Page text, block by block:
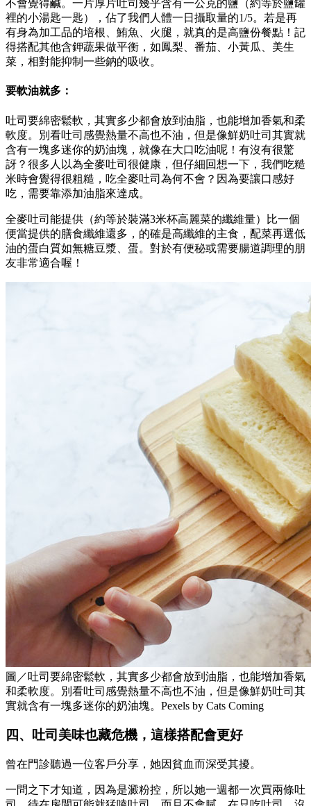
不會覺得鹹。一片厚片吐司幾乎含有一公克的鹽（約等於鹽罐
裡的小湯匙一匙），佔了我們人體一日攝取量的1/5。若是再
有身為加工品的培根、鮪魚、火腿，就真的是高鹽份餐點！記
得搭配其他含鉀蔬果做平衡，如鳳梨、番茄、小黃瓜、美生
菜，相對能抑制一些鈉的吸收。
要軟油就多：
吐司要綿密鬆軟，其實多少都會放到油脂，也能增加香氣和柔
軟度。別看吐司感覺熱量不高也不油，但是像鮮奶吐司其實就
含有一塊多迷你的奶油塊，就像在大口吃油呢！有沒有很驚
訝？很多人以為全麥吐司很健康，但仔細回想一下，我們吃糙
米時會覺得很粗糙，吃全麥吐司為何不會？因為要讓口感好
吃，需要靠添加油脂來達成。
全麥吐司能提供（約等於裝滿3米杯高麗菜的纖維量）比一個
便當提供的膳食纖維還多，的確是高纖維的主食，配菜再選低
油的蛋白質如無糖豆漿、蛋。對於有便秘或需要腸道調理的朋
友非常適合喔！
圖／吐司要綿密鬆軟，其實多少都會放到油脂，也能增加香氣
和柔軟度。別看吐司感覺熱量不高也不油，但是像鮮奶吐司其
實就含有一塊多迷你的奶油塊。Pexels by Cats Coming
四、吐司美味也藏危機，這樣搭配會更好
曾在門診聽過一位客戶分享，她因貧血而深受其擾。
一問之下才知道，因為是澱粉控，所以她一週都一次買兩條吐